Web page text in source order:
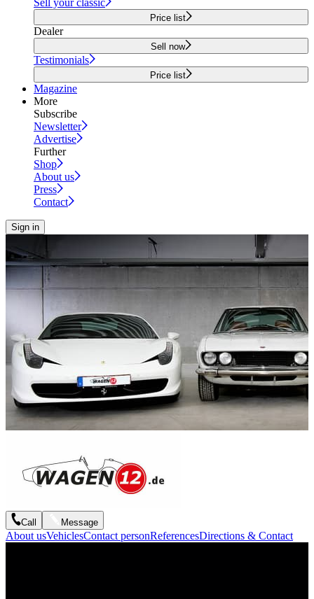
Sell your classic
Price list
Dealer
Sell now
Testimonials
Price list
Magazine
More
Subscribe
Newsletter
Advertise
Further
Shop
About us
Press
Contact
Sign in
Call Message
About usVehiclesContact personReferencesDirections & Contact